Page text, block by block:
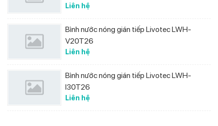
Liên hệ
Bình nước nóng gián tiếp Livotec LWH-
V20T26
Liên hệ
Bình nước nóng gián tiếp Livotec LWH-
I30T26
Liên hệ